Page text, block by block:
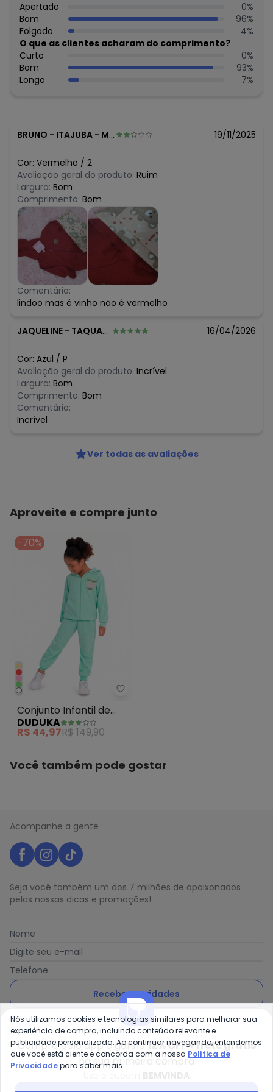
maio/2026 R$ 32,7
abril/2026 R$ 32,7
março/2026 R$ 32,7
fevereiro/2026 R$ 54,5
Apertado
0%
Bom
96%
Folgado
4%
O que as clientes acharam do comprimento?
Curto
0%
Bom
93%
Longo
7%
BRUNO - ITAJUBA - MG 19/11/2025
Cor: Vermelho / 2
Avaliação geral do produto: Ruim
Largura: Bom
Comprimento: Bom
Comentário:
lindoo mas é vinho não é vermelho
JAQUELINE - TAQUARIVAI - SP 16/04/2026
Cor: Azul / P
Avaliação geral do produto: Incrível
Largura: Bom
Comprimento: Bom
Comentário:
Incrível
Ver todas as avaliações
Aproveite e compre junto
-70%
Duduka - Conjunto Infantil de
Conjunto Infantil de
Inverno Verde
DUDUKA
R$ 44,97R$ 149,90
Você também pode gostar
Acompanhe a gente
Seja você também um dos 7 milhões de apaixonados
pelas nossas dicas e promoções!
Nome
Digite seu e-mail
Telefone
Receber novidades
Ao enviar o cadastro, você concorda com a nossa Política
de Privacidade
Compre pelo app e ganhe12% OFF + frete grátis
na sua primeira compra
Nós utilizamos cookies e tecnologias similares para melhorar sua
experiência de compra, incluindo conteúdo relevante e
publicidade personalizada. Ao continuar navegando, entendemos
que você está ciente e concorda com a nossa Política de
Privacidadepara saber mais.